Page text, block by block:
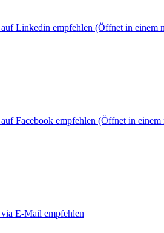
auf Linkedin empfehlen (Öffnet in einem
auf Facebook empfehlen (Öffnet in einem
via E-Mail empfehlen